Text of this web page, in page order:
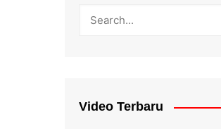
Video Terbaru